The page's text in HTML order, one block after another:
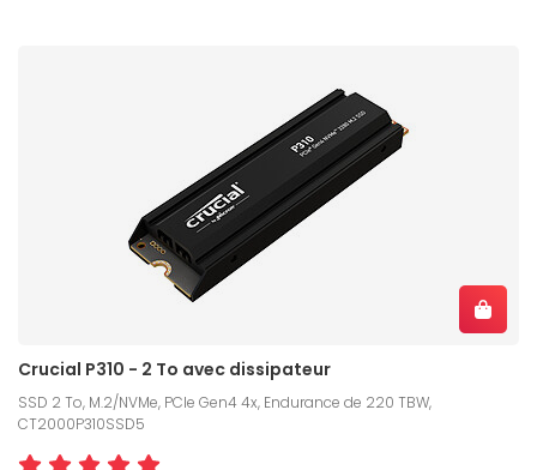
Crucial P310 - 2 To avec dissipateur
SSD 2 To, M.2/NVMe, PCIe Gen4 4x, Endurance de 220 TBW,
CT2000P310SSD5